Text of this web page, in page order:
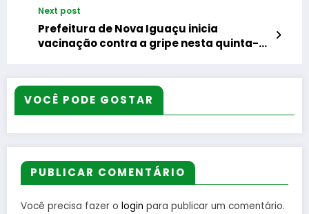
Next post
Prefeitura de Nova Iguaçu inicia
vacinação contra a gripe nesta quinta-
VOCÊ PODE GOSTAR
PUBLICAR COMENTÁRIO
Você precisa fazer o login para publicar um comentário.